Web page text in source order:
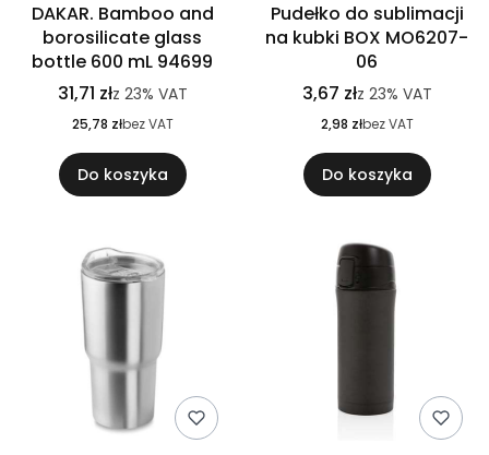
DAKAR. Bamboo and
borosilicate glass
bottle 600 mL 94699
31,71 złz 23% VAT
25,78 złbez VAT
Do koszyka
Pudełko do sublimacji
na kubki BOX MO6207-
06
3,67 złz 23% VAT
2,98 złbez VAT
Do koszyka